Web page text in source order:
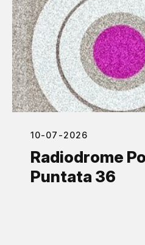
10-07-2026
Radiodrome
Puntata 36